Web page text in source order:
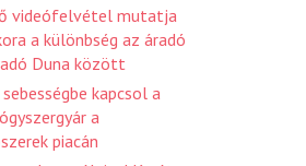
videófelvétel mutatja
a különbség az áradó
Duna között
kapcsol a
a
piacán